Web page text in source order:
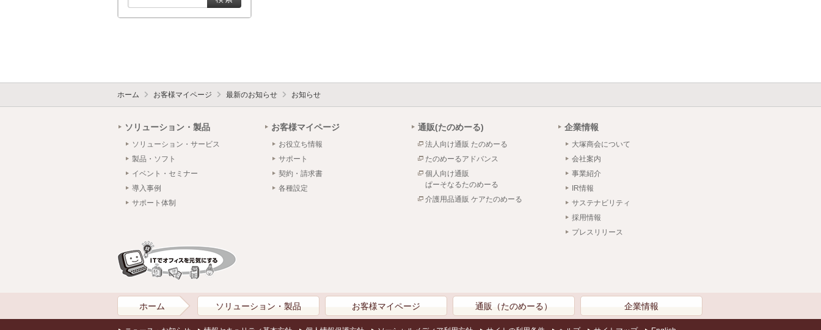
ホーム お客様マイページ 最新のお知らせ お知らせ
ソリューション・製品
ソリューション・サービス
製品・ソフト
イベント・セミナー
導入事例
サポート体制
お客様マイページ
お役立ち情報
サポート
契約・請求書
各種設定
通販(たのめーる)
法人向け通販 たのめーる
たのめーるアドバンス
個人向け通販
ぱーそなるたのめーる
介護用品通販 ケアたのめーる
企業情報
大塚商会について
会社案内
事業紹介
IR情報
サステナビリティ
採用情報
プレスリリース
ホーム ソリューション・製品 お客様マイページ 通販（たのめーる） 企業情報